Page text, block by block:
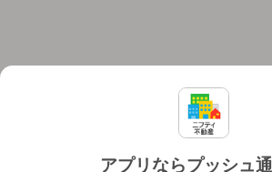
アプリならプッシュ